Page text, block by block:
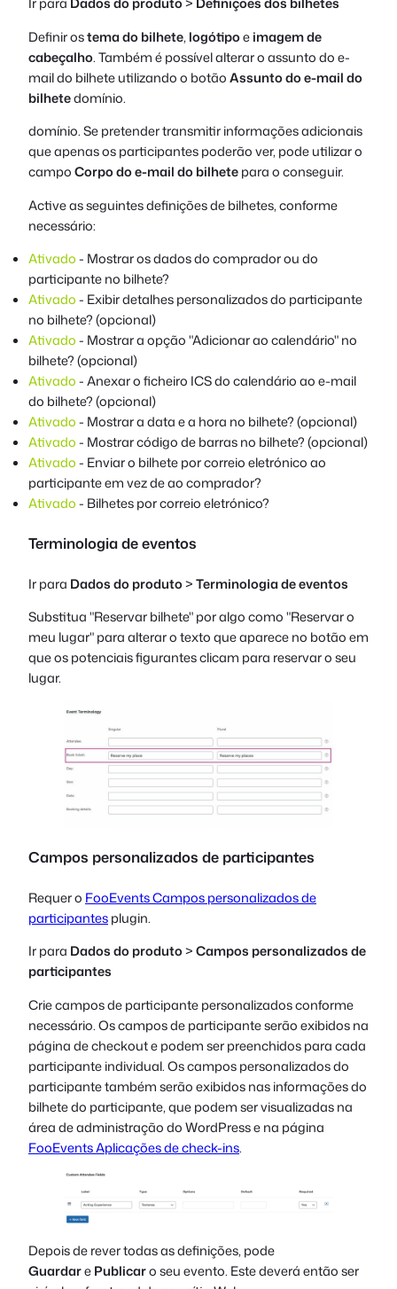
Definir ostema do bilhete,logótipoeimagem de
cabeçalho. Também é possível alterar o assunto do e-
mail do bilhete utilizando o botãoAssunto do e-mail do
bilhetedomínio.
domínio. Se pretender transmitir informações adicionais
que apenas os participantes poderão ver, pode utilizar o
campoCorpo do e-mail do bilhetepara o conseguir.
Active as seguintes definições de bilhetes, conforme
necessário:
Ativado- Mostrar os dados do comprador ou do
participante no bilhete?
Ativado- Exibir detalhes personalizados do participante
no bilhete? (opcional)
Ativado- Mostrar a opção "Adicionar ao calendário" no
bilhete? (opcional)
Ativado- Anexar o ficheiro ICS do calendário ao e-mail
do bilhete? (opcional)
Ativado- Mostrar a data e a hora no bilhete? (opcional)
Ativado- Mostrar código de barras no bilhete? (opcional)
Ativado- Enviar o bilhete por correio eletrónico ao
participante em vez de ao comprador?
Ativado- Bilhetes por correio eletrónico?
Terminologia de eventos
Ir para Dados do produto>Terminologia de eventos
Substitua "Reservar bilhete" por algo como "Reservar o
meu lugar" para alterar o texto que aparece no botão em
que os potenciais figurantes clicam para reservar o seu
lugar.
Campos personalizados de participantes
Requer o FooEvents Campos personalizados de
participantesplugin.
Ir para Dados do produto>Campos personalizados de
participantes
Crie campos de participante personalizados conforme
necessário. Os campos de participante serão exibidos na
página de checkout e podem ser preenchidos para cada
participante individual. Os campos personalizados do
participante também serão exibidos nas informações do
bilhete do participante, que podem ser visualizadas na
área de administração do WordPress e na página
FooEvents Aplicações de check-ins.
Depois de rever todas as definições, pode
GuardarePublicaro seu evento. Este deverá então ser